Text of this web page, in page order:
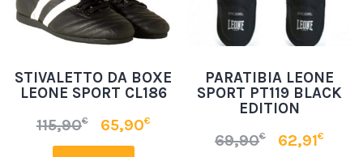
STIVALETTO DA BOXE
LEONE SPORT CL186
115,90€ 65,90€
PARATIBIA LEONE
SPORT PT119 BLACK
EDITION
69,90€ 62,91€